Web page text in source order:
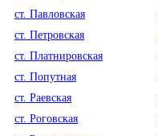
ст. Павловская
ст. Петровская
ст. Платнировская
ст. Попутная
ст. Раевская
ст. Роговская